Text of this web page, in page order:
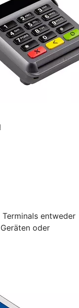
entweder
oder